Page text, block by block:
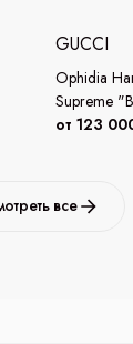
GUCCI
Ophidia
Supreme
от 123
все